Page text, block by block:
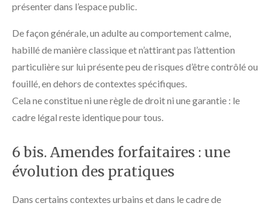
présenter dans l’espace public.
De façon générale, un adulte au comportement calme,
habillé de manière classique et n’attirant pas l’attention
particulière sur lui présente peu de risques d’être contrôlé ou
fouillé, en dehors de contextes spécifiques.
Cela ne constitue ni une règle de droit ni une garantie : le
cadre légal reste identique pour tous.
6 bis. Amendes forfaitaires : une
évolution des pratiques
Dans certains contextes urbains et dans le cadre de